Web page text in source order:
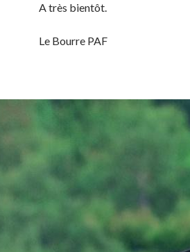
A très bientôt.
Le Bourre PAF